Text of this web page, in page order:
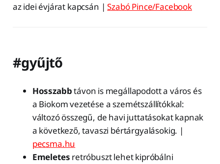
az idei évjárat kapcsán |Szabó Pince/Facebook
#gyűjtő
Hosszabbtávon is megállapodott a város és
a Biokom vezetése a szemétszállítókkal:
változó összegű, de havi juttatásokat kapnak
a következő, tavaszi bértárgyalásokig. |
pecsma.hu
Emeletes retróbuszt lehet kipróbálni